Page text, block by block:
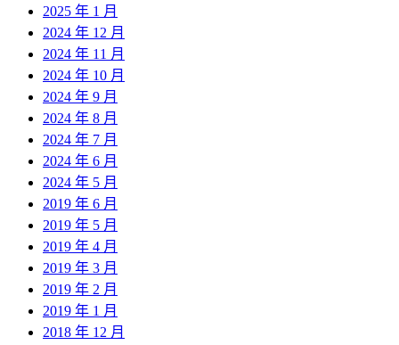
2025 年 1 月
2024 年 12 月
2024 年 11 月
2024 年 10 月
2024 年 9 月
2024 年 8 月
2024 年 7 月
2024 年 6 月
2024 年 5 月
2019 年 6 月
2019 年 5 月
2019 年 4 月
2019 年 3 月
2019 年 2 月
2019 年 1 月
2018 年 12 月